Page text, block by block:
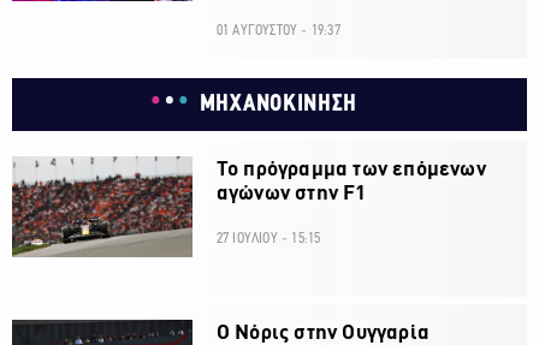
01 ΑΥΓΟΥΣΤΟΥ - 19:37
ΜΗΧΑΝΟΚΙΝΗΣΗ
Το πρόγραμμα των επόμενων
αγώνων στην F1
27 ΙΟΥΛΙΟΥ - 15:15
O Νόρις στην Ουγγαρία